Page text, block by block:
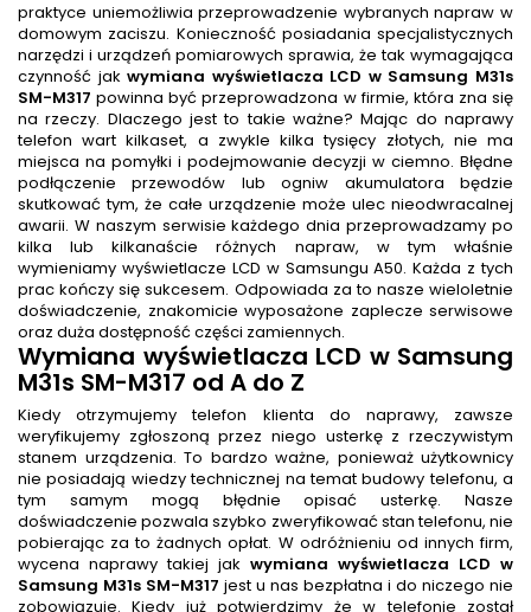
praktyce uniemożliwia przeprowadzenie wybranych napraw w
domowym zaciszu. Konieczność posiadania specjalistycznych
narzędzi i urządzeń pomiarowych sprawia, że tak wymagająca
czynność jakwymiana wyświetlacza LCD w Samsung M31s
SM-M317 powinna być przeprowadzona w firmie, która zna się
na rzeczy. Dlaczego jest to takie ważne? Mając do naprawy
telefon wart kilkaset, a zwykle kilka tysięcy złotych, nie ma
miejsca na pomyłki i podejmowanie decyzji w ciemno. Błędne
podłączenie przewodów lub ogniw akumulatora będzie
skutkować tym, że całe urządzenie może ulec nieodwracalnej
awarii. W naszym serwisie każdego dnia przeprowadzamy po
kilka lub kilkanaście różnych napraw, w tym właśnie
wymieniamy wyświetlacze LCD w Samsungu A50. Każda z tych
prac kończy się sukcesem. Odpowiada za to nasze wieloletnie
doświadczenie, znakomicie wyposażone zaplecze serwisowe
oraz duża dostępność części zamiennych.
Wymiana wyświetlacza LCD w Samsung
M31s SM-M317 od A do Z
Kiedy otrzymujemy telefon klienta do naprawy, zawsze
weryfikujemy zgłoszoną przez niego usterkę z rzeczywistym
stanem urządzenia. To bardzo ważne, ponieważ użytkownicy
nie posiadają wiedzy technicznej na temat budowy telefonu, a
tym samym mogą błędnie opisać usterkę. Nasze
doświadczenie pozwala szybko zweryfikować stan telefonu, nie
pobierając za to żadnych opłat. W odróżnieniu od innych firm,
wycena naprawy takiej jak wymiana wyświetlacza LCD w
Samsung M31s SM-M317 jest u nas bezpłatna i do niczego nie
zobowiązuje. Kiedy już potwierdzimy że w telefonie został